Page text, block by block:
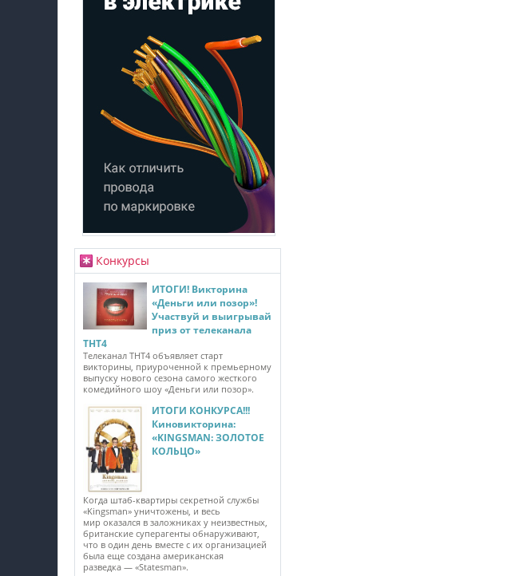
Конкурсы
ИТОГИ! Викторина
«Деньги или позор»!
Участвуй и выигрывай
приз от телеканала
ТНТ4
Телеканал ТНТ4 объявляет старт
викторины, приуроченной к премьерному
выпуску нового сезона самого жесткого
комедийного шоу «Деньги или позор».
ИТОГИ КОНКУРСА!!!
Киновикторина:
«KINGSMAN: ЗОЛОТОЕ
КОЛЬЦО»
Когда штаб-квартиры секретной службы
«Kingsman» уничтожены, и весь
мир оказался в заложниках у неизвестных,
британские суперагенты обнаруживают,
что в один день вместе с их организацией
была еще создана американская
разведка — «Statesman».